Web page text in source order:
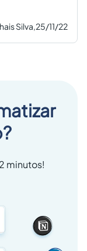
Silva,25/11/22
minutos!